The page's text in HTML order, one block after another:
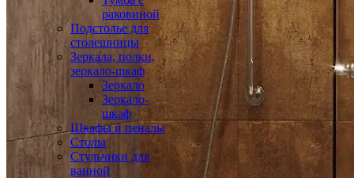
раковиной
Подстолье для
столешницы
Зеркала, полки,
зеркало-шкаф
Зеркало
Зеркало-
шкаф
Шкафы и пеналы
Столы
Стульчики для
ванной